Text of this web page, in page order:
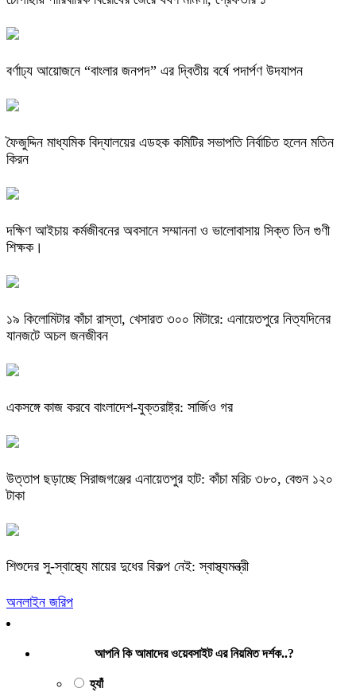
বর্ণাঢ্য আয়োজনে “বাংলার জনপদ” এর দ্বিতীয় বর্ষে পদার্পণ উদযাপন
ফৈজুদ্দিন মাধ্যমিক বিদ্যালয়ের এডহক কমিটির সভাপতি নির্বাচিত হলেন মতিন
কিরন
দক্ষিণ আইচায় কর্মজীবনের অবসানে সম্মাননা ও ভালোবাসায় সিক্ত তিন গুণী
শিক্ষক।
​১৯ কিলোমিটার কাঁচা রাস্তা, খেসারত ৩০০ মিটারে: এনায়েতপুরে নিত্যদিনের
যানজটে অচল জনজীবন
একসঙ্গে কাজ করবে বাংলাদেশ-যুক্তরাষ্ট্র: সার্জিও গর
উত্তাপ ছড়াচ্ছে সিরাজগঞ্জের এনায়েতপুর হাট: কাঁচা মরিচ ৩৮০, বেগুন ১২০
টাকা
শিশুদের সু-স্বাস্থ্যে মায়ের দুধের বিকল্প নেই: স্বাস্থ্যমন্ত্রী
অনলাইন জরিপ
আপনি কি আমাদের ওয়েবসাইট এর নিয়মিত দর্শক..?
হ্যাঁ